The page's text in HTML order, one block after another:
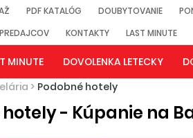
PDF KATALÓG DOUBYTOVANIE
KONTAKTY LAST MINUTE
MINUTE DOVOLENKA LETECKY
> Podobné hotely
hotely - Kúpanie na